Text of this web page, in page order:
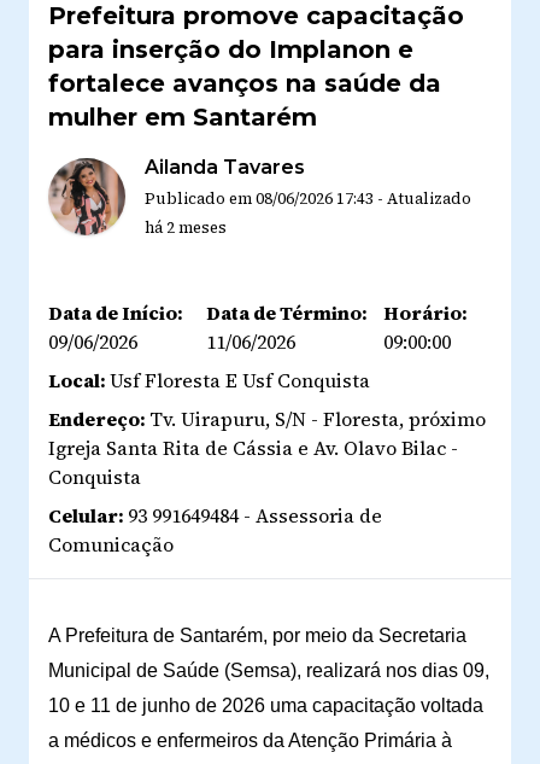
Prefeitura promove capacitação
para inserção do Implanon e
fortalece avanços na saúde da
mulher em Santarém
Ailanda Tavares
Publicado em08/06/2026 17:43 - Atualizado
há 2 meses
Data de Início:
09/06/2026
Data de Término:
11/06/2026
Horário:
09:00:00
Local:Usf Floresta E Usf Conquista
Endereço: Tv. Uirapuru, S/N - Floresta, próximo
Igreja Santa Rita de Cássia e Av. Olavo Bilac -
Conquista
Celular: 93 991649484 - Assessoria de
Comunicação
A Prefeitura de Santarém, por meio da Secretaria
Municipal de Saúde (Semsa), realizará nos dias 09,
10 e 11 de junho de 2026 uma capacitação voltada
a médicos e enfermeiros da Atenção Primária à